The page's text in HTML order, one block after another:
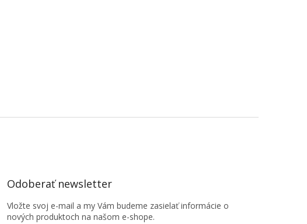
Odoberať newsletter
Vložte svoj e-mail a my Vám budeme zasielať informácie o
nových produktoch na našom e-shope.